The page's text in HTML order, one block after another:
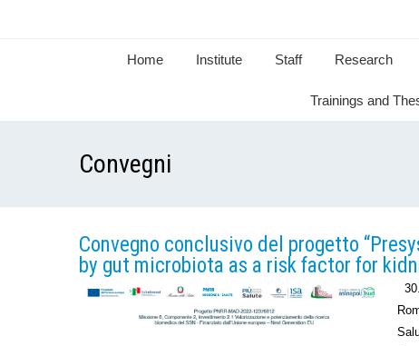
Home Institute Staff Research
Trainings and
Convegni
Convegno conclusivo del progetto
by gut microbiota as a risk factor for